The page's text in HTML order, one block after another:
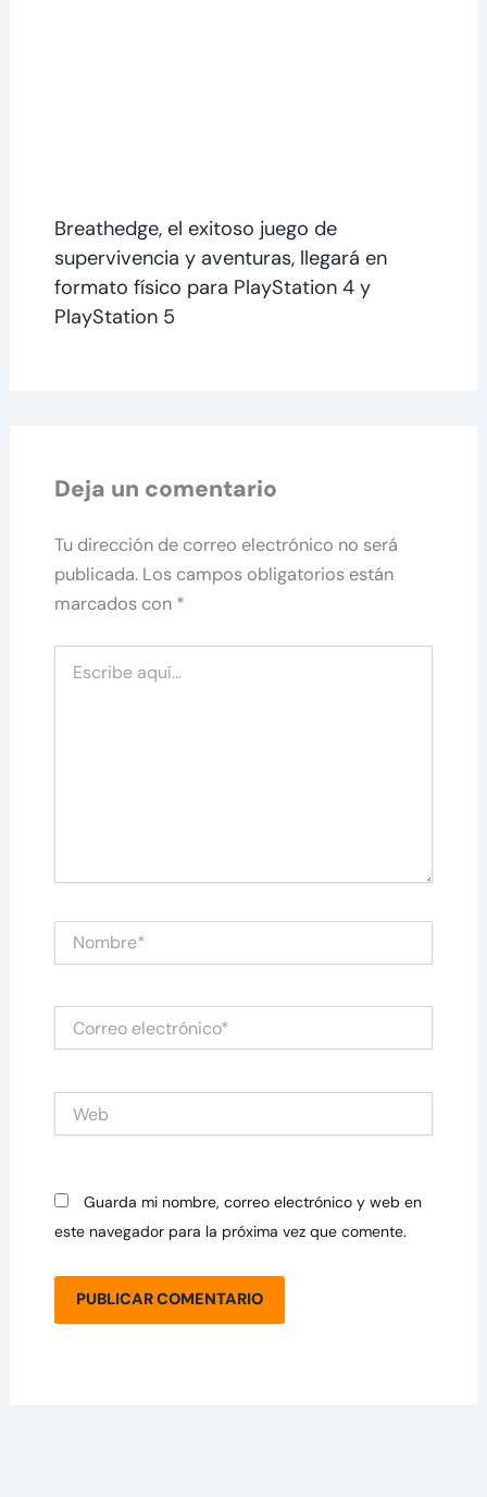
Breathedge, el exitoso juego de
supervivencia y aventuras, llegará en
formato físico para PlayStation 4 y
PlayStation 5
Deja un comentario
Tu dirección de correo electrónico no será
publicada. Los campos obligatorios están
marcados con *
aquí...
electrónico*
Guarda mi nombre, correo electrónico y web en
este navegador para la próxima vez que comente.